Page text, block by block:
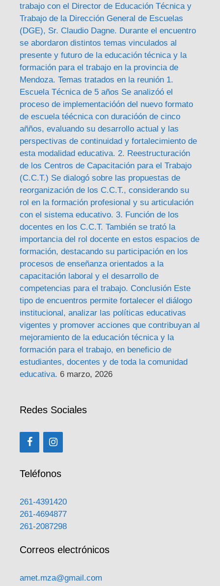
trabajo con el Director de Educación Técnica y
Trabajo de la Dirección General de Escuelas
(DGE), Sr. Claudio Dagne. Durante el encuentro
se abordaron distintos temas vinculados al
presente y futuro de la educación técnica y la
formación para el trabajo en la provincia de
Mendoza. Temas tratados en la reunión 1.
Escuela Técnica de 5 años Se analizóó el
proceso de implementacióón del nuevo formato
de escuela téécnica con duracióón de cinco
añños, evaluando su desarrollo actual y las
perspectivas de continuidad y fortalecimiento de
esta modalidad educativa. 2. Reestructuración
de los Centros de Capacitación para el Trabajo
(C.C.T.) Se dialogó sobre las propuestas de
reorganización de los C.C.T., considerando su
rol en la formación profesional y su articulación
con el sistema educativo. 3. Función de los
docentes en los C.C.T. También se trató la
importancia del rol docente en estos espacios de
formación, destacando su participación en los
procesos de enseñanza orientados a la
capacitación laboral y el desarrollo de
competencias para el trabajo. Conclusión Este
tipo de encuentros permite fortalecer el diálogo
institucional, analizar las políticas educativas
vigentes y promover acciones que contribuyan al
mejoramiento de la educación técnica y la
formación para el trabajo, en beneficio de
estudiantes, docentes y de toda la comunidad
educativa. 6 marzo, 2026
Redes Sociales
Teléfonos
261-4391420
261-4694877
261-2087298
Correos electrónicos
amet.mza@gmail.com